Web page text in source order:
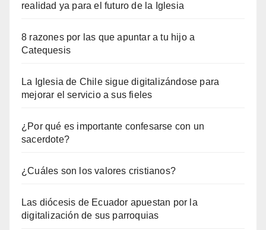
realidad ya para el futuro de la Iglesia
8 razones por las que apuntar a tu hijo a
Catequesis
La Iglesia de Chile sigue digitalizándose para
mejorar el servicio a sus fieles
¿Por qué es importante confesarse con un
sacerdote?
¿Cuáles son los valores cristianos?
Las diócesis de Ecuador apuestan por la
digitalización de sus parroquias